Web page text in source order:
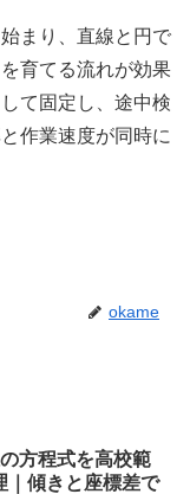
まり、直線と円で
育てる流れが効果
て固定し、途中検
作業速度が同時に
okame
方程式を高校範
｜傾きと座標差で